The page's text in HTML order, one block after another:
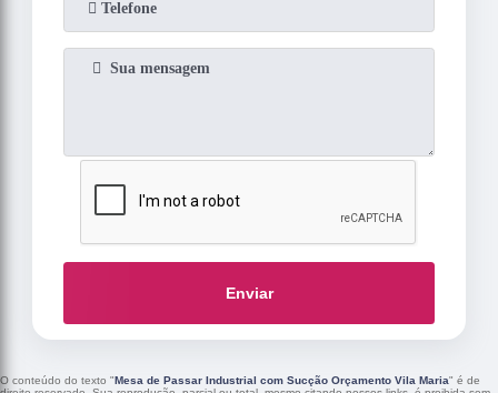
Enviar
O conteúdo do texto "Mesa de Passar Industrial com Sucção Orçamento Vila Maria" é de